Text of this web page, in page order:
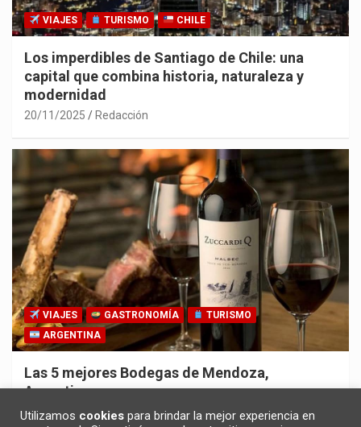
VIAJES TURISMO CHILE
Los imperdibles de Santiago de Chile: una
capital que combina historia, naturaleza y
modernidad
20/11/2025 Redacción
VIAJES GASTRONOMÍA
TURISMO
ARGENTINA
Las 5 mejores Bodegas de Mendoza,
Argentina
30/10/2025 Redacción
Utilizamos cookies para brindar la mejor experiencia en